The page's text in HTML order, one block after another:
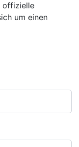
offizielle
um einen